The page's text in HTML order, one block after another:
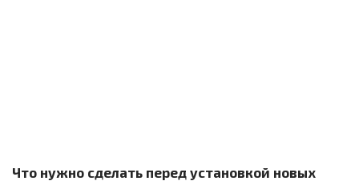
Что нужно сделать перед установкой новых